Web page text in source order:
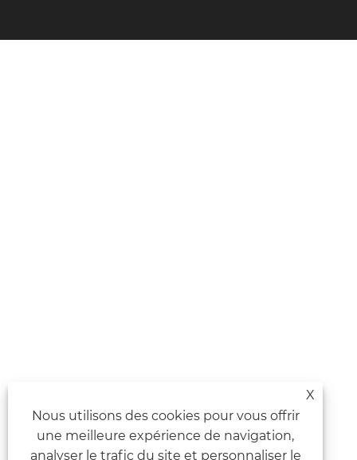
X
Nous utilisons des cookies pour vous offrir
une meilleure expérience de navigation,
analyser le trafic du site et personnaliser le